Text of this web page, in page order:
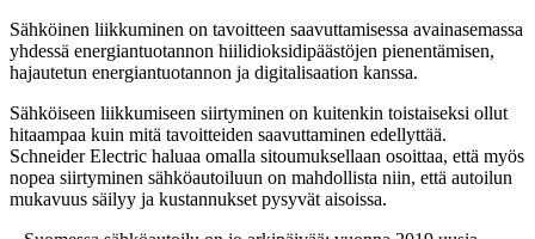
Sähköinen liikkuminen on tavoitteen saavuttamisessa avainasemassa
yhdessä energiantuotannon hiilidioksidipäästöjen pienentämisen,
hajautetun energiantuotannon ja digitalisaation kanssa.
Sähköiseen liikkumiseen siirtyminen on kuitenkin toistaiseksi ollut
hitaampaa kuin mitä tavoitteiden saavuttaminen edellyttää.
Schneider Electric haluaa omalla sitoumuksellaan osoittaa, että myös
nopea siirtyminen sähköautoiluun on mahdollista niin, että autoilun
mukavuus säilyy ja kustannukset pysyvät aisoissa.